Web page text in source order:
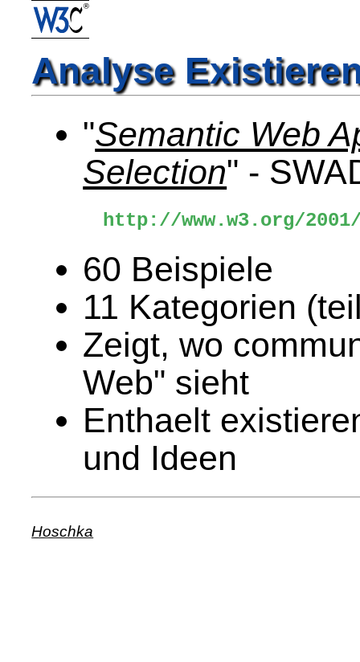
Analyse
"Semantic Web
Selection" -
http://www.w3.org/
60 Beispiele
11 Kategorien
Zeigt, wo
Web" sieht
Enthaelt
und Ideen
Hoschka